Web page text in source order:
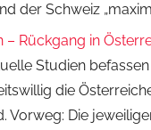
der Schweiz
– Rückgang in
Studien
die
Vorweg: Die